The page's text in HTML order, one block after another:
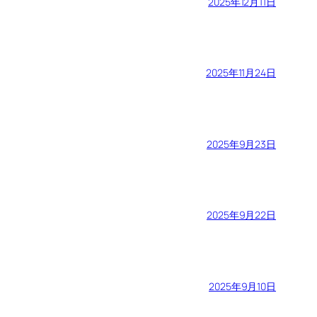
2025年11月24日
2025年9月23日
2025年9月22日
2025年9月10日